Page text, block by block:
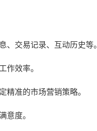
交易记录、互动历史等。
作效率。
准的市场营销策略。
意度。